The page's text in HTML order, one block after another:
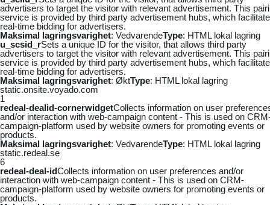
advertisers to target the visitor with relevant advertisement. This
service is provided by third party advertisement hubs, which
real-time bidding for advertisers.
Maksimal lagringsvarighet: VedvarendeType: HTML lokal lagring
u_scsid_rSets a unique ID for the visitor, that allows third party
advertisers to target the visitor with relevant advertisement. This
service is provided by third party advertisement hubs, which
real-time bidding for advertisers.
Maksimal lagringsvarighet: ØktType: HTML lokal lagring
static.onsite.voyado.com
1
redeal-dealid-cornerwidgetCollects information on user
and/or interaction with web-campaign content - This is used on
campaign-platform used by website owners for promoting events or
products.
Maksimal lagringsvarighet: VedvarendeType: HTML lokal lagring
static.redeal.se
6
redeal-deal-idCollects information on user preferences and/or
interaction with web-campaign content - This is used on CRM-
campaign-platform used by website owners for promoting events or
products.